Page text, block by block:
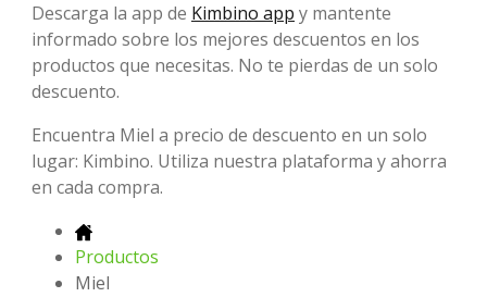
Descarga la app de Kimbino app y mantente
informado sobre los mejores descuentos en los
productos que necesitas. No te pierdas de un solo
descuento.
Encuentra Miel a precio de descuento en un solo
lugar: Kimbino. Utiliza nuestra plataforma y ahorra
en cada compra.
Productos
Miel